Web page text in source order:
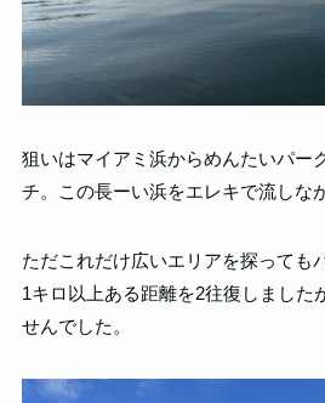
狙いはマイアミ浜からめんたいパー
チ。この長ーい浜をエレキで流しな
ただこれだけ広いエリアを探っても
1キロ以上ある距離を2往復しました
せんでした。